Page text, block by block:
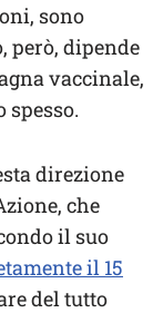
sono
però, dipende
vaccinale,
spesso.
direzione
che
il suo
il 15
del tutto